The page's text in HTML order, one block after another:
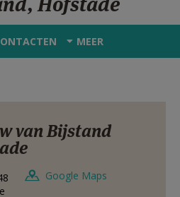
REGISTREREN
MEER
van Bijstand
Google Maps